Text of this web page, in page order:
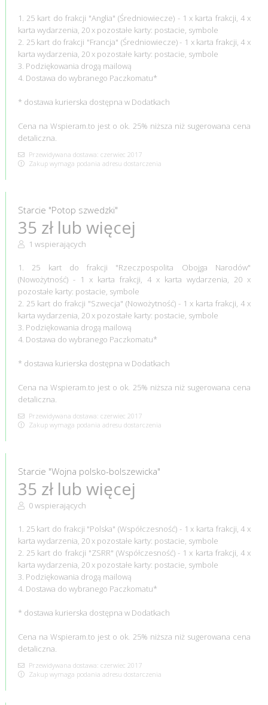
1. 25 kart do frakcji "Anglia" (Średniowiecze) - 1 x karta frakcji, 4 x
karta wydarzenia, 20 x pozostałe karty: postacie, symbole
2. 25 kart do frakcji "Francja" (Średniowiecze) - 1 x karta frakcji, 4 x
karta wydarzenia, 20 x pozostałe karty: postacie, symbole
3. Podziękowania drogą mailową
4. Dostawa do wybranego Paczkomatu*
* dostawa kurierska dostępna w Dodatkach
Cena na Wspieram.to jest o ok. 25% niższa niż sugerowana cena
detaliczna.
Przewidywana dostawa: czerwiec 2017
Zakup wymaga podania adresu dostarczenia
Starcie "Potop szwedzki"
35 zł lub więcej
1 wspierających
1. 25 kart do frakcji "Rzeczpospolita Obojga Narodów"
(Nowożytność) - 1 x karta frakcji, 4 x karta wydarzenia, 20 x
pozostałe karty: postacie, symbole
2. 25 kart do frakcji "Szwecja" (Nowożytność) - 1 x karta frakcji, 4 x
karta wydarzenia, 20 x pozostałe karty: postacie, symbole
3. Podziękowania drogą mailową
4. Dostawa do wybranego Paczkomatu*
* dostawa kurierska dostępna w Dodatkach
Cena na Wspieram.to jest o ok. 25% niższa niż sugerowana cena
detaliczna.
Przewidywana dostawa: czerwiec 2017
Zakup wymaga podania adresu dostarczenia
Starcie "Wojna polsko-bolszewicka"
35 zł lub więcej
0 wspierających
1. 25 kart do frakcji "Polska" (Współczesność) - 1 x karta frakcji, 4 x
karta wydarzenia, 20 x pozostałe karty: postacie, symbole
2. 25 kart do frakcji "ZSRR" (Współczesność) - 1 x karta frakcji, 4 x
karta wydarzenia, 20 x pozostałe karty: postacie, symbole
3. Podziękowania drogą mailową
4. Dostawa do wybranego Paczkomatu*
* dostawa kurierska dostępna w Dodatkach
Cena na Wspieram.to jest o ok. 25% niższa niż sugerowana cena
detaliczna.
Przewidywana dostawa: czerwiec 2017
Zakup wymaga podania adresu dostarczenia